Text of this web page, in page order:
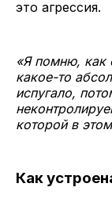
это агрессия.
«Я помню, как
какое-то
испугало,
которой в
Как